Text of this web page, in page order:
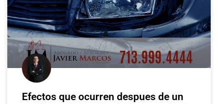
Efectos que ocurren despues de un